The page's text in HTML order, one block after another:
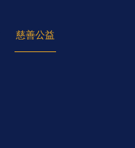
慈善公益